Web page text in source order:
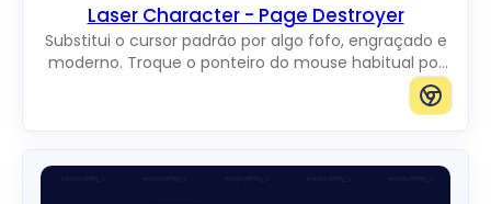
Laser Character - Page Destroyer
Substitui o cursor padrão por algo fofo, engraçado e
moderno. Troque o ponteiro do mouse habitual por